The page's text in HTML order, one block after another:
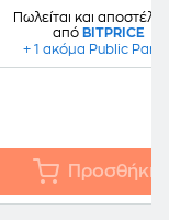
Πωλείται και
από BITPRICE
+ 1 ακόμα Public
Προσθήκη